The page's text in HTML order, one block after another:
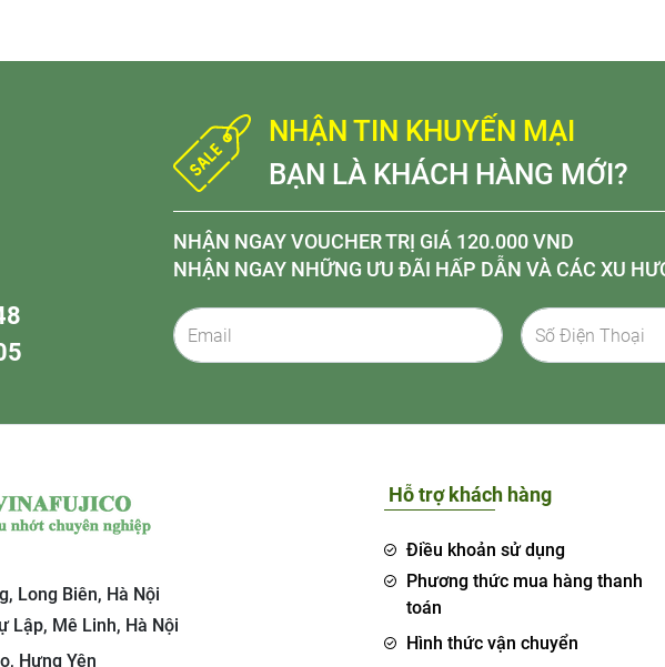
NHẬN TIN KHUYẾN MẠI
BẠN LÀ KHÁCH HÀNG MỚI?
NHẬN NGAY VOUCHER TRỊ GIÁ 120.000 VND
NHẬN NGAY NHỮNG ƯU ĐÃI HẤP DẪN VÀ CÁC XU
Long Biên, Hà Nội
Lập, Mê Linh, Hà Nội
Hưng Yên
Hỗ trợ khách hàng
Điều khoản sử dụng
Phương thức mua hàng thanh
toán
Hình thức vận chuyển